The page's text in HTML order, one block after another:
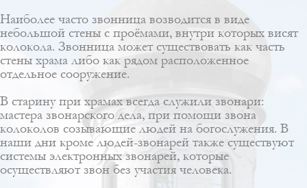
Наиболее часто звонница возводится в виде
небольшой стены с проёмами, внутри которых висят
колокола. Звонница может существовать как часть
стены храма либо как рядом расположенное
отдельное сооружение.
В старину при храмах всегда служили звонари:
мастера звонарского дела, при помощи звона
колоколов созывающие людей на богослужения. В
наши дни кроме людей-звонарей также существуют
системы электронных звонарей, которые
осуществляют звон без участия человека.